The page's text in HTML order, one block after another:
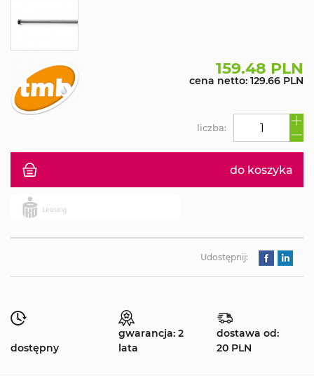
159.48 PLN
cena netto: 129.66 PLN
do koszyka
liczba:
Udostępnij:
dostępny
gwarancja: 2
lata
dostawa od:
20 PLN